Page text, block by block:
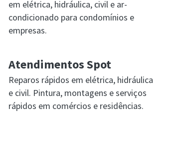
em elétrica, hidráulica, civil e ar-
condicionado para condomínios e
empresas.
Atendimentos Spot
Reparos rápidos em elétrica, hidráulica
e civil. Pintura, montagens e serviços
rápidos em comércios e residências.